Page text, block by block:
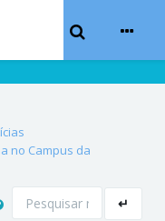
Toggle
no Campus da
Pesquisar ↵